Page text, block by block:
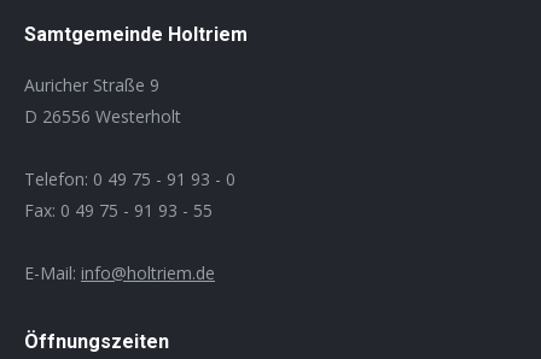
Samtgemeinde Holtriem
Auricher Straße 9
D 26556 Westerholt
Telefon: 0 49 75 - 91 93 - 0
Fax: 0 49 75 - 91 93 - 55
E-Mail: info@holtriem.de
Öffnungszeiten